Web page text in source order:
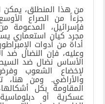
من هذا المنطلق، يمكن
جزءاً من الصراع
فإسرائيل، المدعومة
مجرد كيان استعماري
أداة من أدوات
وعليه، فإن النضال ضد
الأساس نضال ضد
لإخضاع الشعوب
والأراضي. ومن هنا،
المقاومة بكل
عسكرية أو